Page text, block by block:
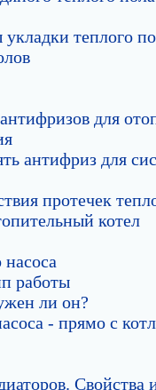
теплого
для
антифриз для
протечек
котел
работы
ли он?
- прямо с
Свойства